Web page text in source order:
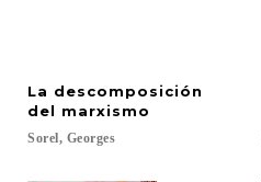
La descomposición
del marxismo
Sorel, Georges